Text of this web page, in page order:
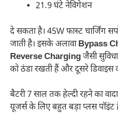
21.9 घंटे नेविगेशन
दे सकता है। 45W फास्ट चार्जिंग
जाती है। इसके अलावाBypass
Reverse Chargingजैसी
को ठंडा रखती हैं और दूसरे डिवाइस
बैटरी 7 साल तक हेल्दी रहने का
यूजर्स के लिए बहुत बड़ा प्लस पॉइंट